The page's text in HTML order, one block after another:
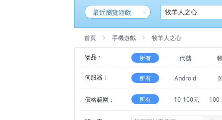
最近瀏覽遊戲
首頁 手機遊戲 牧羊人之心
物品： 所有 代儲
伺服器： 所有 Android
價格範圍： 所有 10-100元